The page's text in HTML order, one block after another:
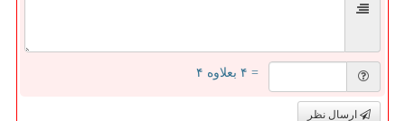
= ۴ بعلاوه ۴
ارسال نظر